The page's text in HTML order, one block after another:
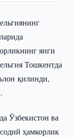
янги
Тошкентда
қилинди,
Ўзбекистон ва
ҳамкорлик